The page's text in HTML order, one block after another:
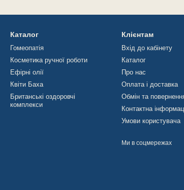
Каталог
Гомеопатія
Косметика ручної роботи
Ефірні олії
Квіти Баха
Британські оздоровчі
комплекси
Клієнтам
Вхід до кабінету
Каталог
Про нас
Оплата і доставка
Обмін та
Контактна
Умови користувача
Ми в соцмережах